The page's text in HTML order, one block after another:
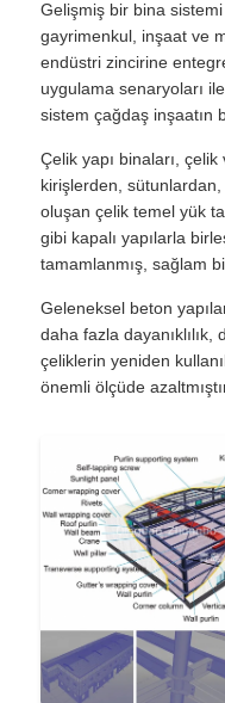
Ürünler
Fabrika turu
Bize ulaşın
Hafif çelik prefabrik
Çelik Yapı Binası
çelik yapı atölyesi
Gelişmiş bir bina sistemi
gayrimenkul, inşaat ve
endüstri zincirine
uygulama senaryoları
sistem çağdaş inşaatın
Çelik yapı binaları,
kirişlerden,
oluşan çelik temel yük
gibi kapalı yapılarla
tamamlanmış, sağlam
Geleneksel beton
daha fazla
çeliklerin yeniden
önemli ölçüde